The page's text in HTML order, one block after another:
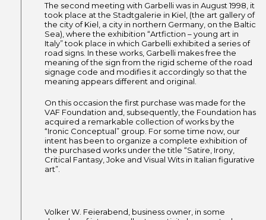
The second meeting with Garbelli was in August 1998, it
took place at the Stadtgalerie in Kiel, (the art gallery of
the city of Kiel, a city in northern Germany, on the Baltic
Sea), where the exhibition “Artfiction – young art in
Italy” took place in which Garbelli exhibited a series of
road signs. In these works, Garbelli makes free the
meaning of the sign from the rigid scheme of the road
signage code and modifies it accordingly so that the
meaning appears different and original.
On this occasion the first purchase was made for the
VAF Foundation and, subsequently, the Foundation has
acquired a remarkable collection of works by the
“Ironic Conceptual” group. For some time now, our
intent has been to organize a complete exhibition of
the purchased works under the title “Satire, Irony,
Critical Fantasy, Joke and Visual Wits in Italian figurative
art”.
Volker W. Feierabend, business owner, in some